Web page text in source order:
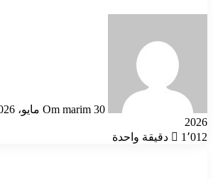
Om marim 30 مايو، 2026
2026
1٬012
دقيقة واحدة